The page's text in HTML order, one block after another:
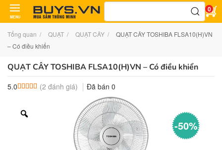
MENU
Tìm
0
Tổng quan QUẠT QUẠT CÂY
QUẠT CÂY TOSHIBA FLSA10(H)VN
– Có điều khiển
QUẠT CÂY TOSHIBA FLSA10(H)VN – Có điều khiển
5.0 5.0 trên 5 dựa trên
2 đánh giá
(2 đánh giá) Đã bán 0
-50%